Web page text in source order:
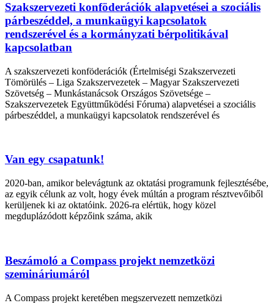
Szakszervezeti konföderációk alapvetései a szociális
párbeszéddel, a munkaügyi kapcsolatok
rendszerével és a kormányzati bérpolitikával
kapcsolatban
A szakszervezeti konföderációk (Értelmiségi Szakszervezeti
Tömörülés – Liga Szakszervezetek – Magyar Szakszervezeti
Szövetség – Munkástanácsok Országos Szövetsége –
Szakszervezetek Együttműködési Fóruma) alapvetései a szociális
párbeszéddel, a munkaügyi kapcsolatok rendszerével és
Van egy csapatunk!
2020-ban, amikor belevágtunk az oktatási programunk fejlesztésébe,
az egyik célunk az volt, hogy évek múltán a program résztvevőiből
kerüljenek ki az oktatóink. 2026-ra elértük, hogy közel
megduplázódott képzőink száma, akik
Beszámoló a Compass projekt nemzetközi
szemináriumáról
A Compass projekt keretében megszervezett nemzetközi